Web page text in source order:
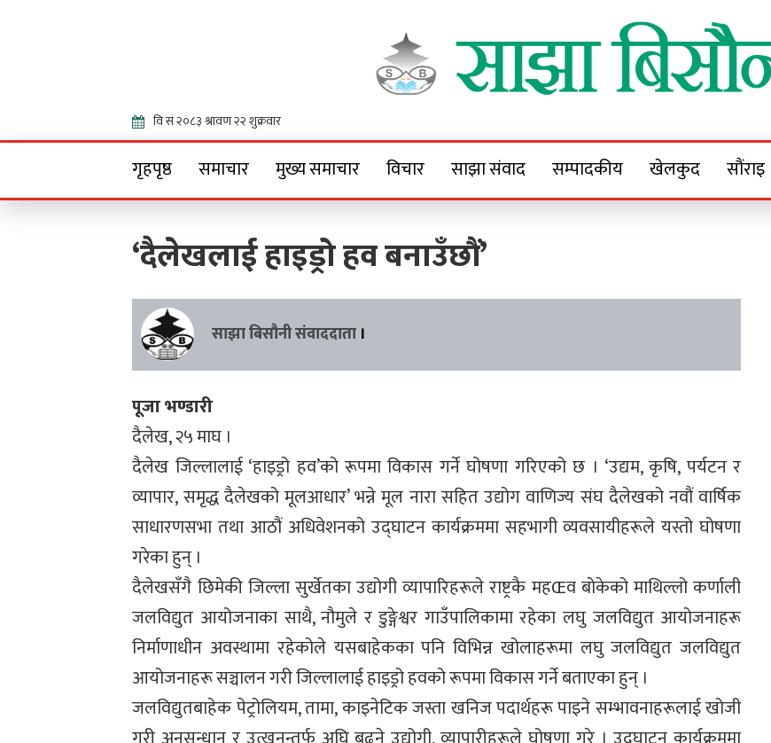
Sajha Bisaunee
गृहपृष्ठ समाचार मुख्य समाचार विचार साझा संवाद सम्पादकीय खेलकुद सौंराइ
‘दैलेखलाई हाइड्रो हव बनाउँछौं’
साझा बिसौनी संवाददाता ।
पूजा भण्डारी
दैलेख, २५ माघ ।
दैलेख जिल्लालाई ‘हाइड्रो हव’को रूपमा विकास गर्ने घोषणा गरिएको छ । ‘उद्यम, कृषि, पर्यटन र
व्यापार, समृद्ध दैलेखको मूलआधार’ भन्ने मूल नारा सहित उद्योग वाणिज्य संघ दैलेखको नवौं वार्षिक
साधारणसभा तथा आठौं अधिवेशनको उद्घाटन कार्यक्रममा सहभागी व्यवसायीहरूले यस्तो घोषणा
गरेका हुन् ।
दैलेखसँगै छिमेकी जिल्ला सुर्खेतका उद्योगी व्यापारिहरूले राष्ट्रकै महŒव बोकेको माथिल्लो कर्णाली
जलविद्युत आयोजनाका साथै, नौमुले र डुङ्गेश्वर गाउँपालिकामा रहेका लघु जलविद्युत आयोजनाहरू
निर्माणाधीन अवस्थामा रहेकोले यसबाहेकका पनि विभिन्न खोलाहरूमा लघु जलविद्युत जलविद्युत
आयोजनाहरू सञ्चालन गरी जिल्लालाई हाइड्रो हवको रूपमा विकास गर्ने बताएका हुन् ।
जलविद्युतबाहेक पेट्रोलियम, तामा, काइनेटिक जस्ता खनिज पदार्थहरू पाइने सम्भावनाहरूलाई खोजी